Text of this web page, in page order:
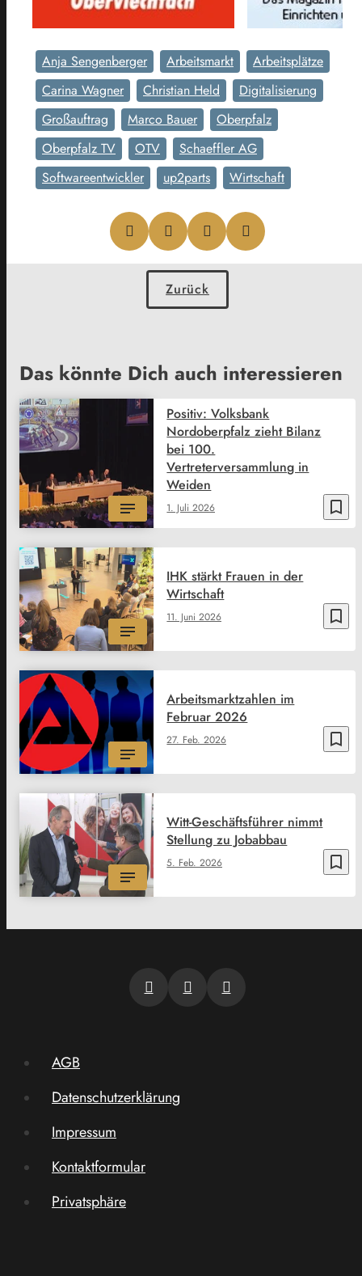
Anja Sengenberger Arbeitsmarkt
Arbeitsplätze
Carina Wagner
Christian Held
Digitalisierung
Großauftrag
Marco Bauer
Oberpfalz
Oberpfalz TV
OTV
Schaeffler AG
Softwareentwickler
up2parts Wirtschaft
Zurück
Das könnte Dich auch interessieren
bookmark_border
1. Juli 2026
Positiv: Volksbank
Nordoberpfalz zieht Bilanz
bei 100.
Vertreterversammlung in
Weiden
bookmark_border
11. Juni 2026
IHK stärkt Frauen in der
Wirtschaft
bookmark_border
27. Feb. 2026
Arbeitsmarktzahlen im
Februar 2026
bookmark_border
5. Feb. 2026
Witt-Geschäftsführer nimmt
Stellung zu Jobabbau
AGB
Datenschutzerklärung
Impressum
Kontaktformular
Privatsphäre